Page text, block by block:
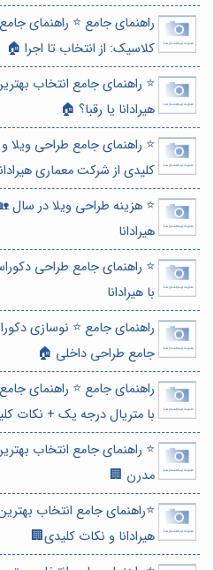
راهنمای جامع ⭐️ راهنمای
کلاسیک: از انتخاب تا اجرا 🏠
⭐️ راهنمای جامع انتخاب
هیرادانا یا رقبا؟ 🏠
⭐️ راهنمای جامع طراحی
کلیدی از شرکت معماری
⭐️ هزینه طراحی ویلا در سال
هیرادانا
⭐️ راهنمای جامع طراحی
با هیرادانا
راهنمای جامع ⭐️ نوسازی
جامع طراحی داخلی 🏠
راهنمای جامع ⭐️ راهنمای
با متریال درجه یک + نکات
⭐️ راهنمای جامع انتخاب
مدرن 🏢
⭐️راهنمای جامع انتخاب
هیرادانا و نکات کلیدی🏢